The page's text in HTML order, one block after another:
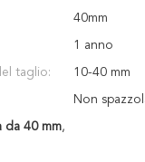
40mm
1 anno
taglio: 10-40 mm
Non
da 40 mm,